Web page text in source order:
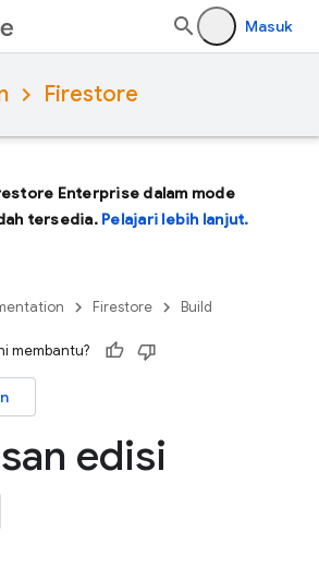
Masuk
Firestore
Enterprise dalam mode
tersedia. Pelajari lebih lanjut.
Firestore Build
membantu?
edisi